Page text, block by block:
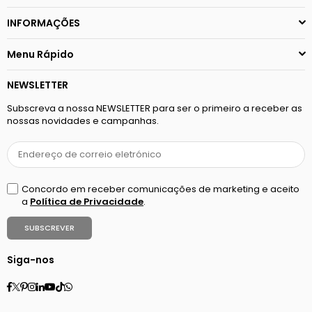
INFORMAÇÕES
Menu Rápido
NEWSLETTER
Subscreva a nossa NEWSLETTER para ser o primeiro a receber as
nossas novidades e campanhas.
Concordo em receber comunicações de marketing e aceito
a Política de Privacidade.
SUBSCREVER
Siga-nos
Facebook
Twitter
Pinterest
Instagram
Linkedin
YouTube
TikTok
Whatsapp